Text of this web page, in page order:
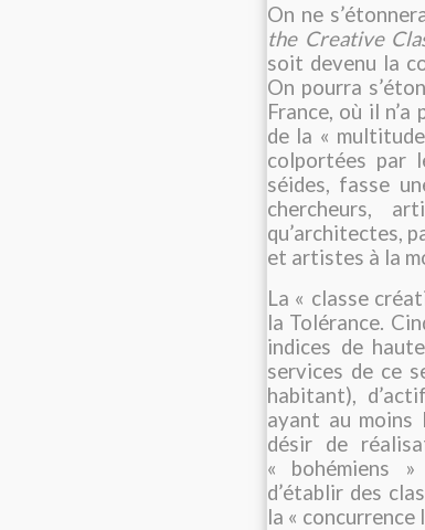
On ne
the Creative
soit devenu la
On pourra
France, où il
de la «
colportées par
séides, fasse
chercheurs,
qu’architectes,
et artistes à la
La « classe
la Tolérance.
indices de
services de ce
habitant),
ayant au moins
désir de
« bohémiens »
d’établir des
la « concurrence